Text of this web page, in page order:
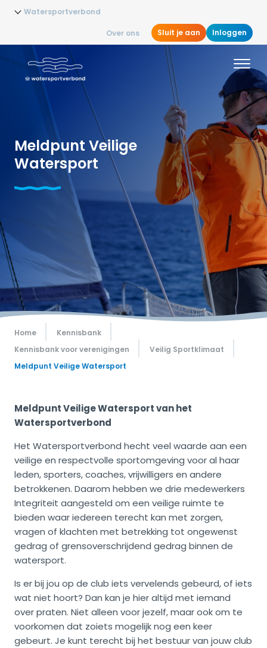
Watersportverbond
Over ons Sluit je aan Inloggen
Meldpunt Veilige
Watersport
Home
Kennisbank
Kennisbank voor verenigingen
Veilig Sportklimaat
Meldpunt Veilige Watersport
Meldpunt Veilige Watersport van het
Watersportverbond
Het Watersportverbond hecht veel waarde aan een
veilige en respectvolle sportomgeving voor al haar
leden, sporters, coaches, vrijwilligers en andere
betrokkenen. Daarom hebben we drie medewerkers
Integriteit aangesteld om een veilige ruimte te
bieden waar iedereen terecht kan met zorgen,
vragen of klachten met betrekking tot ongewenst
gedrag of grensoverschrijdend gedrag binnen de
watersport.
Is er bij jou op de club iets vervelends gebeurd, of iets
wat niet hoort? Dan kan je hier altijd met iemand
over praten. Niet alleen voor jezelf, maar ook om te
voorkomen dat zoiets mogelijk nog een keer
gebeurt. Je kunt terecht bij het bestuur van jouw club